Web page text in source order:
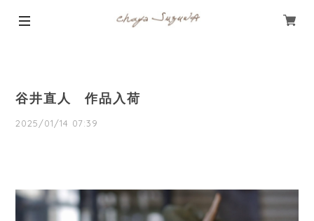
谷井直人 作品入荷
2025/01/14 07:39